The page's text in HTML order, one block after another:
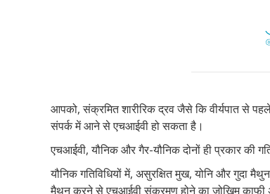
आपको, संक्रमित शारीरिक द्रव जैसे कि वीर्यपात से
संपर्क में आने से एचआईवी हो सकता है।
एचआईवी, यौनिक और गैर-यौनिक दोनों ही प्रकार की
यौनिक गतिविधियों में, असुरक्षित मुख, योनि और गुदा
मैथुन करने से एचआईवी संक्रमण होने का जोखिम काफी